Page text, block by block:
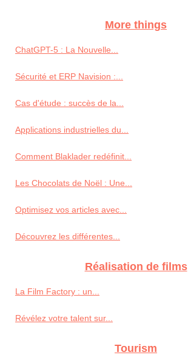
More things
ChatGPT-5 : La Nouvelle...
Sécurité et ERP Navision :...
Cas d'étude : succès de la...
Applications industrielles du...
Comment Blaklader redéfinit...
Les Chocolats de Noël : Une...
Optimisez vos articles avec...
Découvrez les différentes...
Réalisation de films
La Film Factory : un...
Révélez votre talent sur...
Tourism